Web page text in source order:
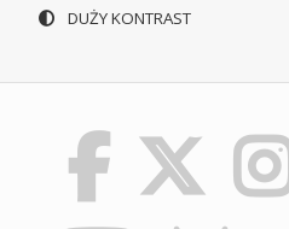
DUŻY KONTRAST